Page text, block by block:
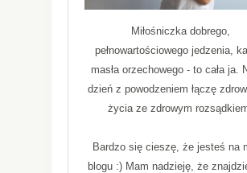
Miłośniczka dobrego,
pełnowartościowego jedzenia,
masła orzechowego - to cała ja.
dzień z powodzeniem łączę
życia ze zdrowym
Bardzo się cieszę, że jesteś na
blogu :) Mam nadzieję, że